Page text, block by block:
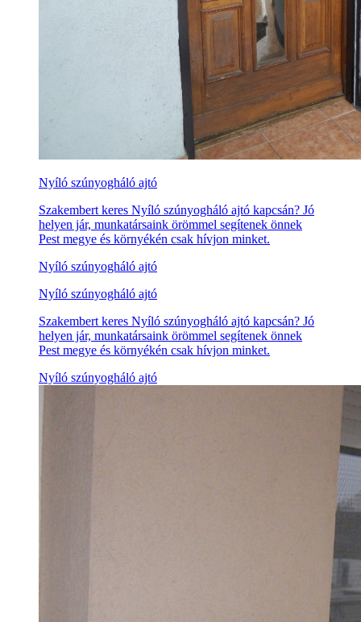
Nyíló szúnyogháló ajtó
Szakembert keres Nyíló szúnyogháló ajtó kapcsán? Jó
helyen jár, munkatársaink örömmel segítenek önnek
Pest megye és környékén csak hívjon minket.
Nyíló szúnyogháló ajtó
Nyíló szúnyogháló ajtó
Szakembert keres Nyíló szúnyogháló ajtó kapcsán? Jó
helyen jár, munkatársaink örömmel segítenek önnek
Pest megye és környékén csak hívjon minket.
Nyíló szúnyogháló ajtó